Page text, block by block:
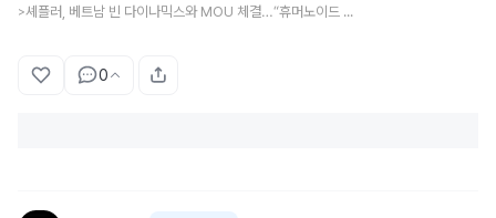
> 셰플러, 베트남 빈 다이나믹스와 MOU 체결…“휴머노이드 로봇용 액추에이터 공급”
0